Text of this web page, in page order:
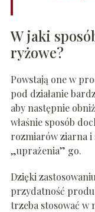
W jaki
ryżowe?
Powstają one w
pod działanie
aby następnie
właśnie sposób
rozmiarów ziarna i
„uprażenia” go.
Dzięki
przydatność
trzeba stosować w